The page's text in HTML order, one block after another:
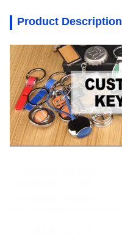
Product Description